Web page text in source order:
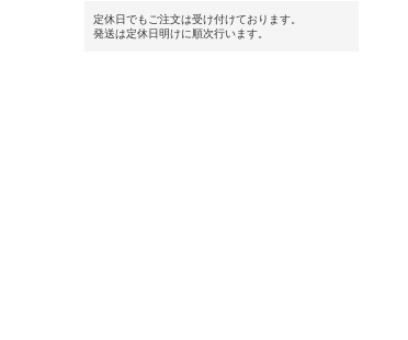
定休日でもご注文は受け付けております。
発送は定休日明けに順次行います。